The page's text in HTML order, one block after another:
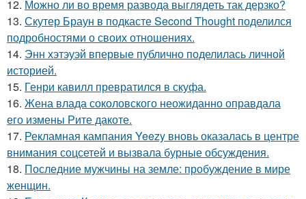
12. Можно ли во время развода выглядеть так дерзко?
13. Скутер Браун в подкасте Second Thought поделился
подробностями о своих отношениях.
14. Энн хэтэуэй впервые публично поделилась личной
историей.
15. Генри кавилл превратился в скуфа.
16. Жена влада соколовского неожиданно оправдала
его измены Рите дакоте.
17. Рекламная кампания Yeezy вновь оказалась в центре
внимания соцсетей и вызвала бурные обсуждения.
18. Последние мужчины на земле: пробуждение в мире
женщин.